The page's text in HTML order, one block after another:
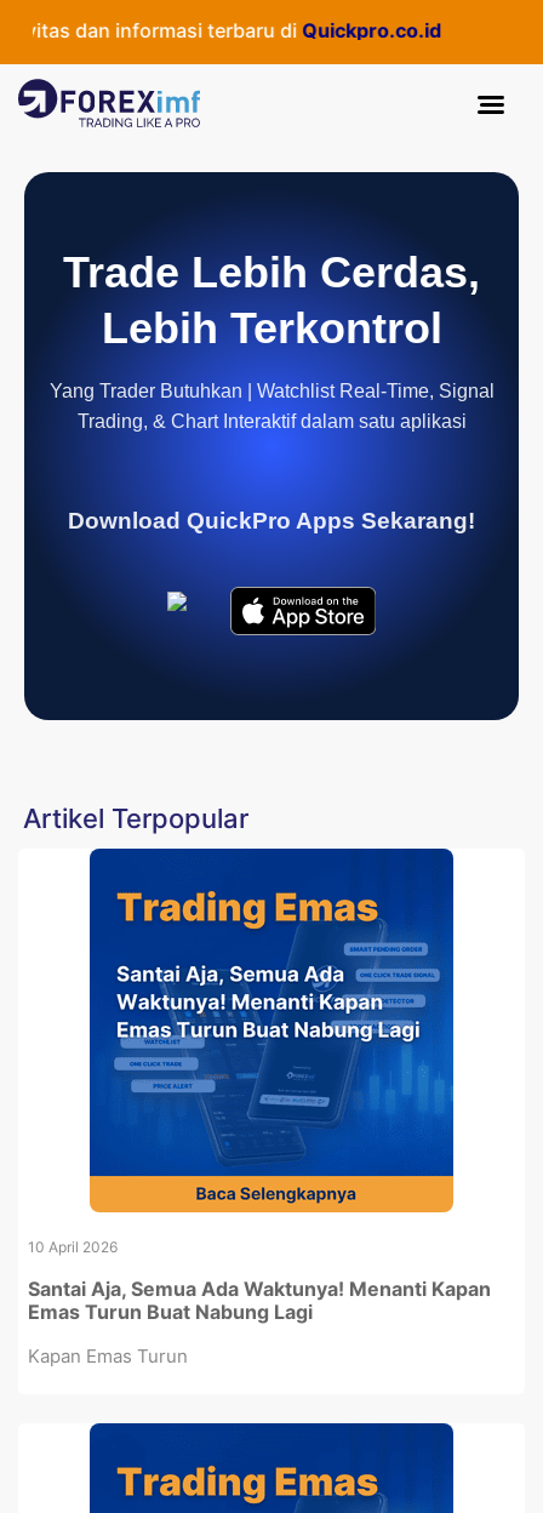
dan informasi terbaru di Quickpro.co.id
Trade Lebih Cerdas,
Lebih Terkontrol
Yang Trader Butuhkan | Watchlist Real-Time, Signal
Trading, & Chart Interaktif dalam satu aplikasi
Download QuickPro Apps Sekarang!
Artikel Terpopular
10 April 2026
Santai Aja, Semua Ada Waktunya! Menanti Kapan
Emas Turun Buat Nabung Lagi
Kapan Emas Turun